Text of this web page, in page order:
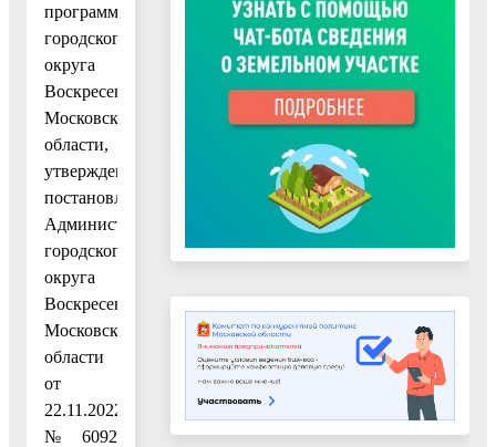
программ
городского
округа
Воскресенск
Московской
области,
утвержденным
постановлением
Администрации
городского
округа
Воскресенск
Московской
области
от
22.11.2022
№ 6092